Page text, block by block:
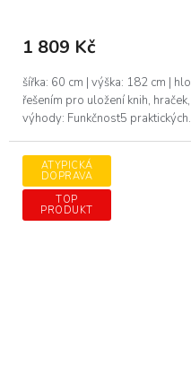
1 809 Kč
šířka: 60 cm | výška: 182 cm |
řešením pro uložení knih,
výhody: Funkčnost5
ATYPICKÁ
DOPRAVA
TOP
PRODUKT